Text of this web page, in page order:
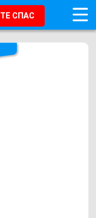
СПАС